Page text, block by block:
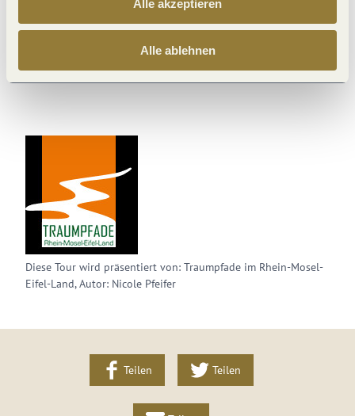
Alle akzeptieren
Alle ablehnen
Diese Webseite nutzt Technologie und Inhalte der
Diese Tour wird präsentiert von: Traumpfade im Rhein-Mosel-
Eifel-Land, Autor: Nicole Pfeifer
Teilen Teilen